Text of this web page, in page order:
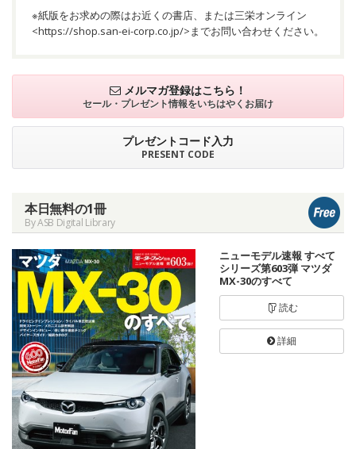
※紙版をお求めの際はお近くの書店、または三栄オンライン
<https://shop.san-ei-corp.co.jp/>までお問い合わせください。
メルマガ登録はこちら！
セール・プレゼント情報をいちはやくお届け
プレゼントコード入力
PRESENT CODE
本日無料の1冊
By ASB Digital Library
ニューモデル速報 すべて
シリーズ第603弾 マツダ
MX-30のすべて
読む
詳細